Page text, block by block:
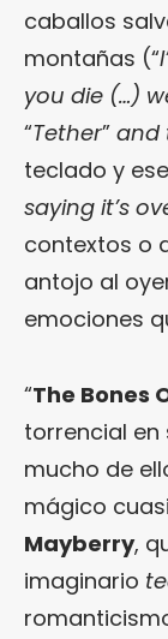
caballos
montañas (“
you die (…)
“Tether” and
teclado y
saying it’s
contextos o
antojo al
emociones
“The Bones
torrencial en
mucho de
mágico
Mayberry,
imaginario